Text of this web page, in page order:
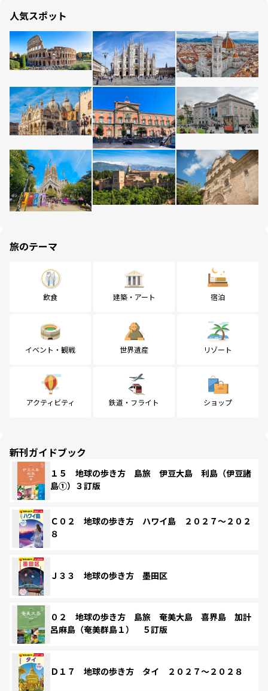
人気スポット
旅のテーマ
飲食 建築・アート 宿泊
イベント・観戦 世界遺産 リゾート
アクティビティ 鉄道・フライト ショップ
新刊ガイドブック
１５ 地球の歩き方 島旅 伊豆大島 利島（伊豆諸
島①）３訂版
Ｃ０２ 地球の歩き方 ハワイ島 ２０２７～２０２
８
Ｊ３３ 地球の歩き方 墨田区
０２ 地球の歩き方 島旅 奄美大島 喜界島 加計
呂麻島（奄美群島１） ５訂版
Ｄ１７ 地球の歩き方 タイ ２０２７～２０２８